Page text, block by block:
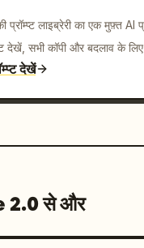
लाइब्रेरी का एक मुफ़्त AI
देखें, सभी कॉपी और बदलाव के
देखें
2.0 से और